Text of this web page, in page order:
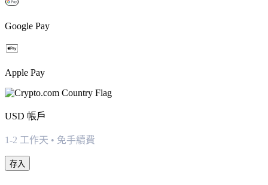
Google Pay
Apple Pay
USD 帳戶
1-2 工作天 • 免手續費
存入